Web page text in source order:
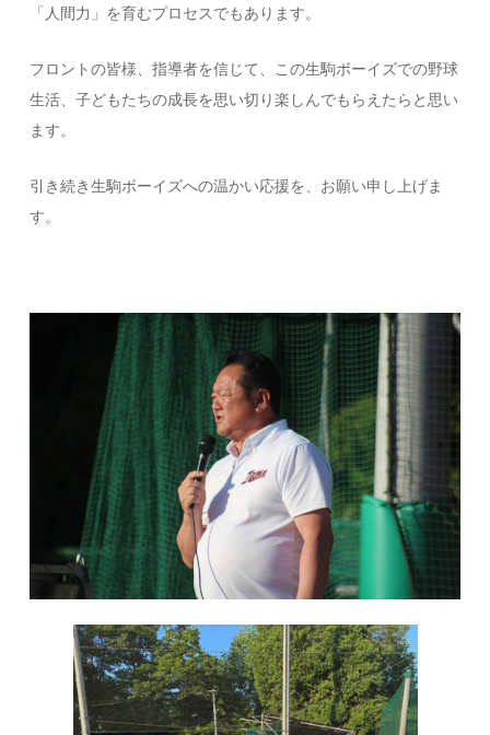
「人間力」を育むプロセスでもあります。
フロントの皆様、指導者を信じて、この生駒ボーイズでの野球
生活、子どもたちの成長を思い切り楽しんでもらえたらと思い
ます。
引き続き生駒ボーイズへの温かい応援を、お願い申し上げま
す。